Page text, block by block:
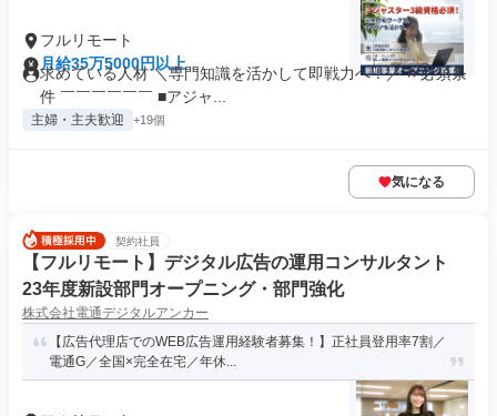
フルリモート
月給35万5000円以上
求めている人材 ＼専門知識を活かして即戦力へ！／ ⏩必須条
件 ￣￣￣￣￣￣ ■アジャ...
主婦・主夫歓迎 +19個
気になる
契約社員
【フルリモート】デジタル広告の運用コンサルタント
23年度新設部門オープニング・部門強化
株式会社電通デジタルアンカー
【広告代理店でのWEB広告運用経験者募集！】正社員登用率7割／
電通G／全国×完全在宅／年休...